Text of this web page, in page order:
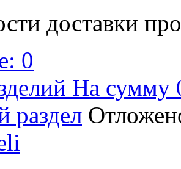
доставки
0
На сумму
раздел